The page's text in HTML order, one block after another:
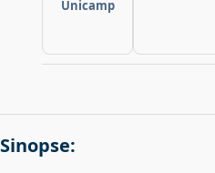
Unicamp
Sinopse: